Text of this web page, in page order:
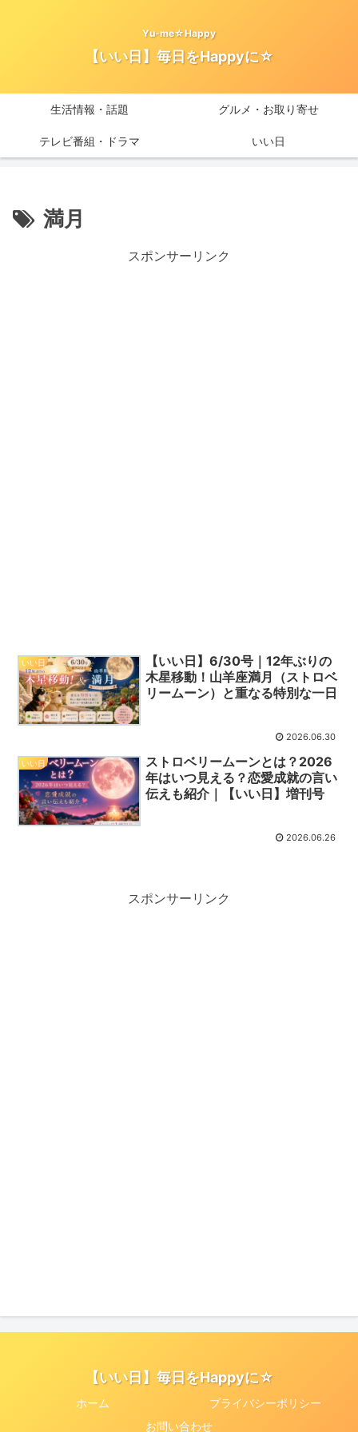
Yu-me☆Happy
【いい日】毎日をHappyに☆
生活情報・話題 グルメ・お取り寄せ
テレビ番組・ドラマ いい日
満月
スポンサーリンク
いい日
【いい日】6/30号｜12年ぶりの
木星移動！山羊座満月（ストロベ
リームーン）と重なる特別な一日
2026.06.30
いい日
ストロベリームーンとは？2026
年はいつ見える？恋愛成就の言い
伝えも紹介｜【いい日】増刊号
2026.06.26
スポンサーリンク
【いい日】毎日をHappyに☆
ホーム
プライバシーポリシー
お問い合わせ